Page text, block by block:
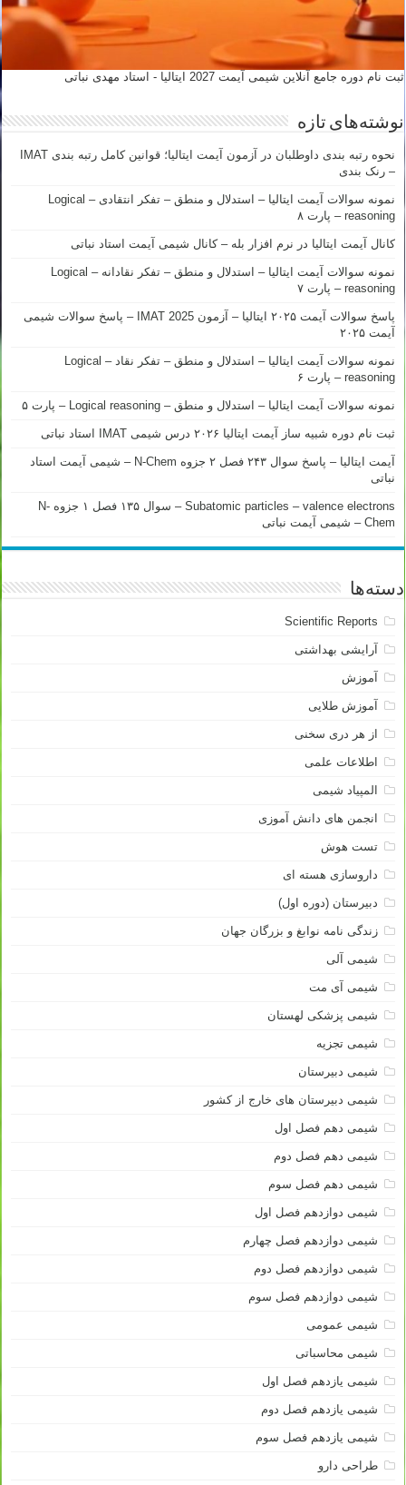
ثبت نام دوره جامع آنلاین شیمی آیمت 2027 ایتالیا - استاد مهدی نباتی
نوشته‌های تازه
نحوه رتبه بندی داوطلبان در آزمون آیمت ایتالیا؛ قوانین کامل رتبه بندی IMAT
– رنک بندی
نمونه سوالات آیمت ایتالیا – استدلال و منطق – تفکر انتقادی – Logical
reasoning – پارت ۸
کانال آیمت ایتالیا در نرم افزار بله – کانال شیمی آیمت استاد نباتی
نمونه سوالات آیمت ایتالیا – استدلال و منطق – تفکر نقادانه – Logical
reasoning – پارت ۷
پاسخ سوالات آیمت ۲۰۲۵ ایتالیا – آزمون IMAT 2025 – پاسخ سوالات شیمی
آیمت ۲۰۲۵
نمونه سوالات آیمت ایتالیا – استدلال و منطق – تفکر نقاد – Logical
reasoning – پارت ۶
نمونه سوالات آیمت ایتالیا – استدلال و منطق – Logical reasoning – پارت ۵
ثبت نام دوره شبیه ساز آیمت ایتالیا ۲۰۲۶ درس شیمی IMAT استاد نباتی
آیمت ایتالیا – پاسخ سوال ۲۴۳ فصل ۲ جزوه N-Chem – شیمی آیمت استاد
نباتی
Subatomic particles – valence electrons – سوال ۱۳۵ فصل ۱ جزوه N-
Chem – شیمی آیمت نباتی
دسته‌ها
Scientific Reports
آرایشی بهداشتی
آموزش
آموزش طلایی
از هر دری سخنی
اطلاعات علمی
المپیاد شیمی
انجمن های دانش آموزی
تست هوش
داروسازی هسته ای
دبیرستان (دوره اول)
زندگی نامه نوابغ و بزرگان جهان
شیمی آلی
شیمی آی مت
شیمی پزشکی لهستان
شیمی تجزیه
شیمی دبیرستان
شیمی دبیرستان های خارج از کشور
شیمی دهم فصل اول
شیمی دهم فصل دوم
شیمی دهم فصل سوم
شیمی دوازدهم فصل اول
شیمی دوازدهم فصل چهارم
شیمی دوازدهم فصل دوم
شیمی دوازدهم فصل سوم
شیمی عمومی
شیمی محاسباتی
شیمی یازدهم فصل اول
شیمی یازدهم فصل دوم
شیمی یازدهم فصل سوم
طراحی دارو